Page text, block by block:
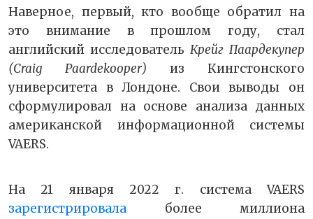
Наверное, первый, кто вообще обратил на
это внимание в прошлом году, стал
английский исследователь Крейг Паардекупер
(Craig Paardekooper) из Кингстонского
университета в Лондоне. Свои выводы он
сформулировал на основе анализа данных
американской информационной системы
VAERS.
На 21 января 2022 г. система VAERS
зарегистрировала более миллиона